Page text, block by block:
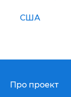
США
Про проект